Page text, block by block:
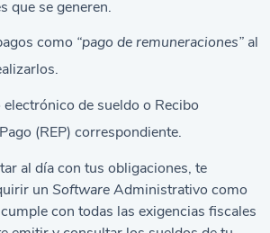
que se generen.
como “pago de remuneraciones” al
de sueldo o Recibo
(REP) correspondiente.
al día con tus obligaciones, te
unSoftwareAdministrativo como
con todas las exigencias fiscales